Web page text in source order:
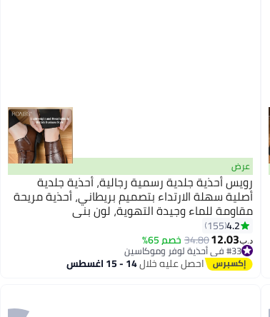
عرض
رويس أحذية جلدية رسمية رجالية، أحذية جلدية
أصلية سهلة الارتداء بتصميم بريطاني، أحذية مريحة
مقاومة للماء وجيدة التهوية، لون بني
4.2
155
د.ب‏12.03
34.80 خصم 65%
#33 في أحذية لوفر وموكاسين
#33 في أحذية لوفر وموكاسين احصل عليه خلال14 - 15 اغسطس